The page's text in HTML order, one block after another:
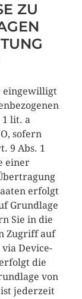
ZU
eingewilligt
1 lit. a
sofern
9 Abs. 1
einer
erfolgt
Grundlage
Sie in die
Zugriff auf
Device-
die
von
ist jederzeit